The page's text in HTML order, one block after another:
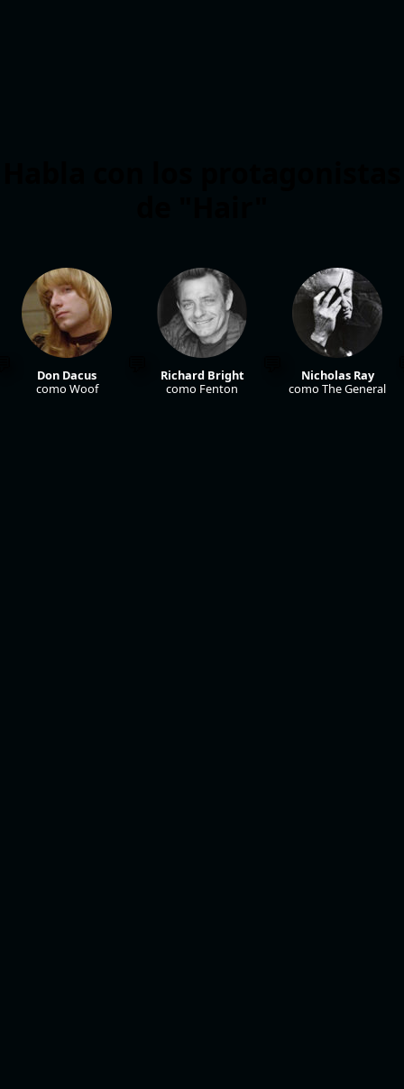
Don Dacus
como Woof
Richard Bright
como Fenton
Nicholas Ray
como The General